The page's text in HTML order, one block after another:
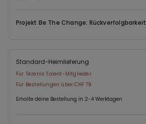
Projekt Be The Change: Rückverfolgbarkeit
Standard-Heimlieferung
Für Tezenis Talent-Mitglieder
Für Bestellungen über CHF 79
Erhalte deine Bestellung in 2-4 Werktagen